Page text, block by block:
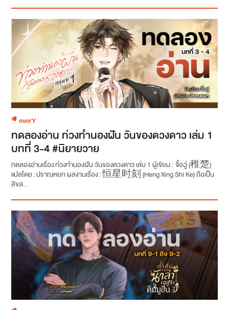
everY
ทดลองอ่าน ท่วงทำนองฝัน วันของดวงดาว เล่ม 1
บทที่ 3-4 #นิยายวาย
ทดลองอ่านเรื่อง ท่วงทำนองฝัน วันของดวงดาว เล่ม 1 ผู้เขียน : จื้อฉู่ (稚楚)
แปลโดย : ปราณหยก ผลงานเรื่อง : 恒星时刻 (Heng Xing Shi Ke) ถือเป็น
ลิขส...